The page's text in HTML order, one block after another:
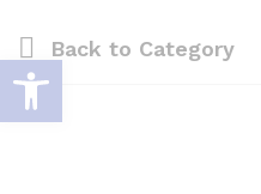
Back to Category
Deschide bara de unelte